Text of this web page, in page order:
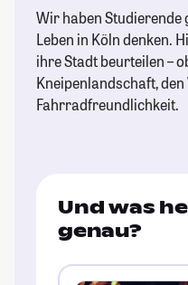
Wir haben Studierende
Leben in Köln denken.
ihre Stadt beurteilen –
Kneipenlandschaft,
Fahrradfreundlichkeit.
Und was
genau?